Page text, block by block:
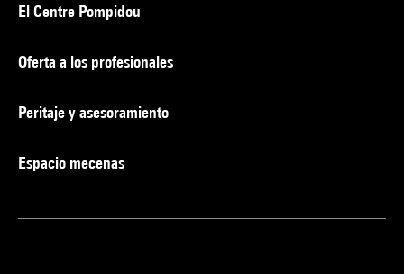
El Centre Pompidou
Oferta a los profesionales
Peritaje y asesoramiento
Espacio mecenas